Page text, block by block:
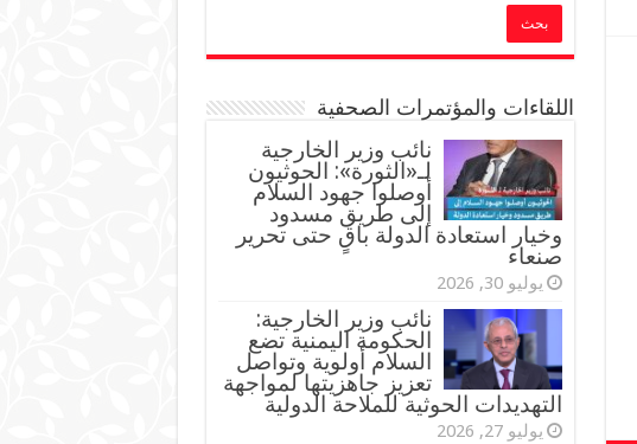
اللقاءات والمؤتمرات الصحفية
‏نائب وزير الخارجية
لـ«الثورة»: الحوثيون
أوصلوا جهود السلام
إلى طريق مسدود
وخيار استعادة الدولة باقٍ حتى تحرير
صنعاء
يوليو 30, 2026
نائب وزير الخارجية:
الحكومة اليمنية تضع
السلام أولوية وتواصل
تعزيز جاهزيتها لمواجهة
التهديدات الحوثية للملاحة الدولية
يوليو 27, 2026